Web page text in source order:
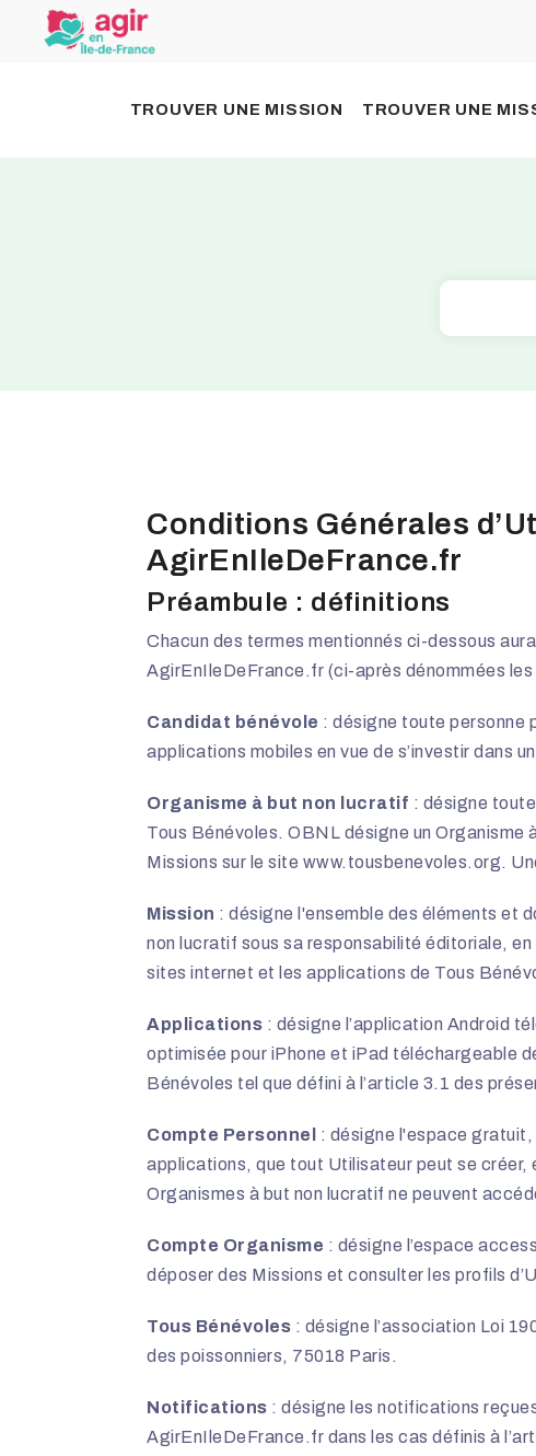
TROUVER UNE MISSION TROUVER UNE
Conditions Générales
AgirEnIleDeFrance.fr
Préambule : définitions
Chacun des termes mentionnés ci-dessous
AgirEnIleDeFrance.fr (ci-après dénommées
Candidat bénévole : désigne toute personne
applications mobiles en vue de s’investir dans
Organisme à but non lucratif : désigne
Tous Bénévoles. OBNL désigne un Organisme
Missions sur le site www.tousbenevoles.org.
Mission : désigne l'ensemble des éléments et
non lucratif sous sa responsabilité éditoriale,
sites internet et les applications de Tous
Applications : désigne l’application Android
optimisée pour iPhone et iPad téléchargeable
Bénévoles tel que défini à l’article 3.1 des
Compte Personnel : désigne l'espace
applications, que tout Utilisateur peut se créer,
Organismes à but non lucratif ne peuvent
Compte Organisme : désigne l’espace
déposer des Missions et consulter les profils
Tous Bénévoles : désigne l’association Loi
des poissonniers, 75018 Paris.
Notifications : désigne les notifications
AgirEnIleDeFrance.fr dans les cas définis à